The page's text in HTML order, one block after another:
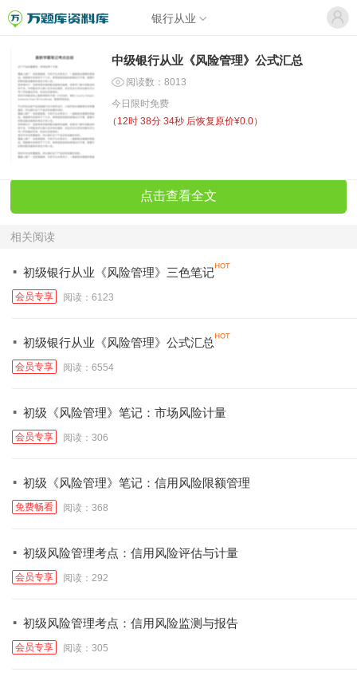
银行从业
中级银行从业《风险管理》公式汇总
阅读数：8013
今日限时免费
（ 12时 38分 33秒 后恢复原价¥0.0）
点击查看全文
相关阅读
· 初级银行从业《风险管理》三色笔记
会员专享 阅读：6123
· 初级银行从业《风险管理》公式汇总
会员专享 阅读：6554
· 初级《风险管理》笔记：市场风险计量
会员专享 阅读：306
· 初级《风险管理》笔记：信用风险限额管理
免费畅看 阅读：368
· 初级风险管理考点：信用风险评估与计量
会员专享 阅读：292
· 初级风险管理考点：信用风险监测与报告
会员专享 阅读：305